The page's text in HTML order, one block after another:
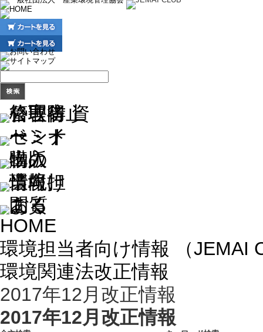
HOME
環境担当者向け情報 （JEMAI
環境関連法改正情報
2017年12月改正情報
2017年12月改正情報